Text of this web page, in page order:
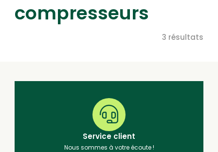
compresseurs
3 résultats
Service client
Nous sommes à votre écoute !